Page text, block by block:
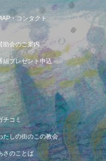
・コンタクト
助会のご案内
組プレゼント申込
チコミ
たしの街のこの教会
さのことば